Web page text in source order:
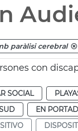
paràlisi cerebral
con
SOCIAL
EN